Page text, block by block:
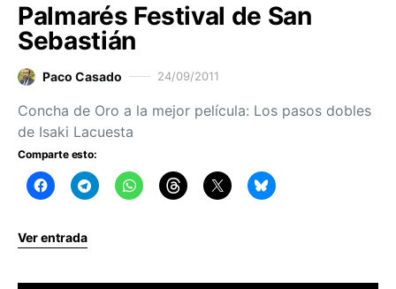
Palmarés Festival de San
Sebastián
Paco Casado 24/09/2011
Concha de Oro a la mejor película: Los pasos dobles
de Isaki Lacuesta
Comparte esto:
Ver entrada